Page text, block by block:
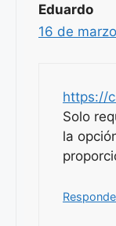
Eduardo
16 de
https://
Solo
la